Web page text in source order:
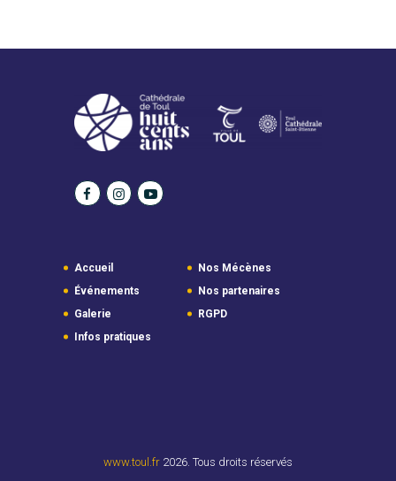
Accueil
Événements
Galerie
Infos pratiques
Nos Mécènes
Nos partenaires
RGPD
www.toul.fr 2026. Tous droits réservés